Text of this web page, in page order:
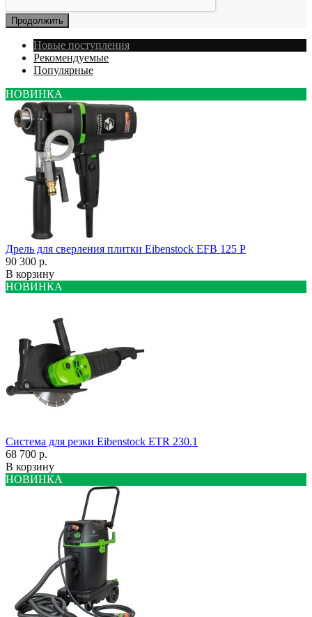
Продолжить
Новые поступления
Рекомендуемые
Популярные
НОВИНКА
Дрель для сверления плитки Eibenstock EFB 125 P
90 300 р.
В корзину
НОВИНКА
Система для резки Eibenstock ETR 230.1
68 700 р.
В корзину
НОВИНКА